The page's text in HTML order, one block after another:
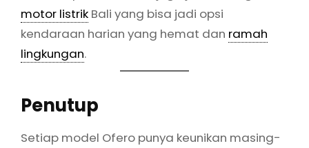
motor listrik Bali yang bisa jadi opsi
kendaraan harian yang hemat dan ramah
lingkungan.
Penutup
Setiap model Ofero punya keunikan masing-